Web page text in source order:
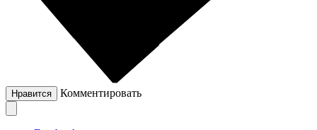
Нравится Комментировать